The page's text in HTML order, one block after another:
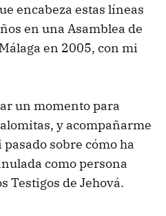
encabeza estas líneas
en una Asamblea de
en 2005, con mi
un momento para
y acompañarme
sobre cómo ha
como persona
Testigos de Jehová.